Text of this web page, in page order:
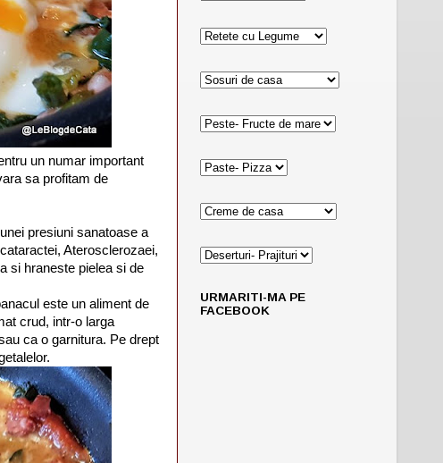
un numar important
sa profitam de
presiuni sanatoase a
Aterosclerozaei,
si hraneste pielea si de
este un aliment de
crud, intr-o larga
ca o garnitura. Pe drept
URMARITI-MA PE
FACEBOOK